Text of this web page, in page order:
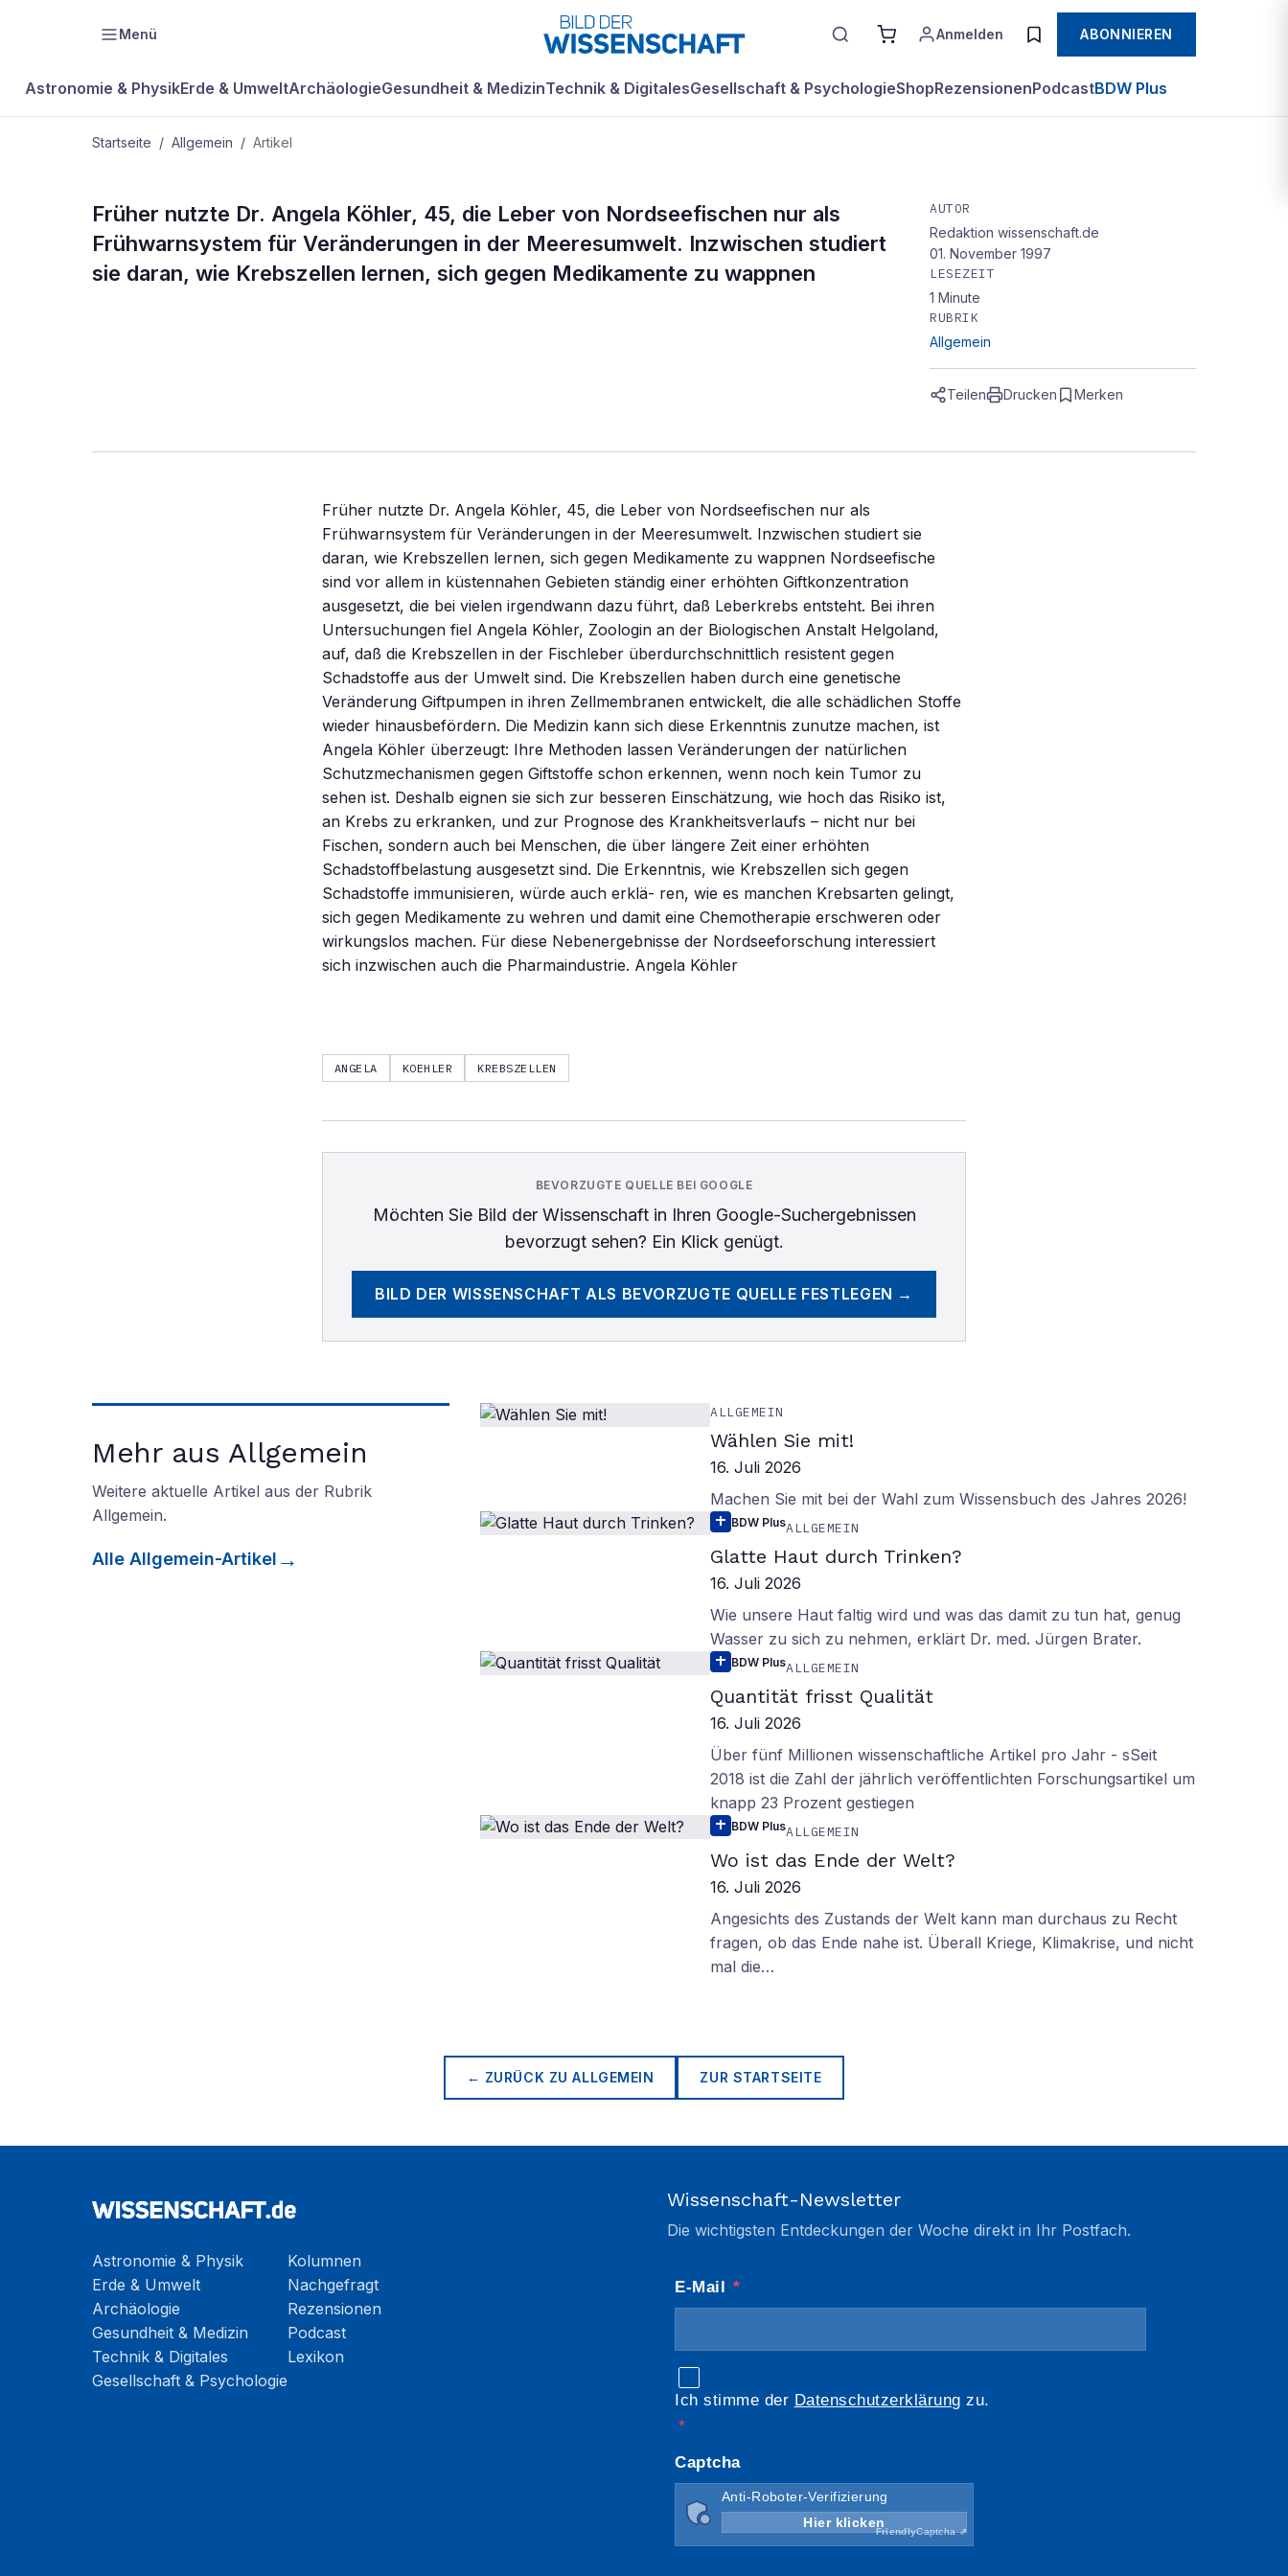
Menü Anmelden ABONNIEREN
Astronomie & PhysikErde & UmweltArchäologieGesundheit & MedizinTechnik & DigitalesGesellschaft & PsychologieShopRezensionenPodcastBDW Plus
Startseite / Allgemein / Artikel
ALLGEMEIN
Mit Fischen gegen
Früher nutzte Dr. Angela Köhler, 45, die Leber von Nordseefischen nur als
Frühwarnsystem für Veränderungen in der Meeresumwelt. Inzwischen studiert
sie daran, wie Krebszellen lernen, sich gegen Medikamente zu wappnen
AUTOR
Redaktion wissenschaft.de
01. November 1997
LESEZEIT
1 Minute
RUBRIK
Allgemein
Teilen Drucken Merken
Früher nutzte Dr. Angela Köhler, 45, die Leber von Nordseefischen nur als
Frühwarnsystem für Veränderungen in der Meeresumwelt. Inzwischen studiert sie
daran, wie Krebszellen lernen, sich gegen Medikamente zu wappnen Nordseefische
sind vor allem in küstennahen Gebieten ständig einer erhöhten Giftkonzentration
ausgesetzt, die bei vielen irgendwann dazu führt, daß Leberkrebs entsteht. Bei ihren
Untersuchungen fiel Angela Köhler, Zoologin an der Biologischen Anstalt Helgoland,
auf, daß die Krebszellen in der Fischleber überdurchschnittlich resistent gegen
Schadstoffe aus der Umwelt sind. Die Krebszellen haben durch eine genetische
Veränderung Giftpumpen in ihren Zellmembranen entwickelt, die alle schädlichen Stoffe
wieder hinausbefördern. Die Medizin kann sich diese Erkenntnis zunutze machen, ist
Angela Köhler überzeugt: Ihre Methoden lassen Veränderungen der natürlichen
Schutzmechanismen gegen Giftstoffe schon erkennen, wenn noch kein Tumor zu
sehen ist. Deshalb eignen sie sich zur besseren Einschätzung, wie hoch das Risiko ist,
an Krebs zu erkranken, und zur Prognose des Krankheitsverlaufs – nicht nur bei
Fischen, sondern auch bei Menschen, die über längere Zeit einer erhöhten
Schadstoffbelastung ausgesetzt sind. Die Erkenntnis, wie Krebszellen sich gegen
Schadstoffe immunisieren, würde auch erklä- ren, wie es manchen Krebsarten gelingt,
sich gegen Medikamente zu wehren und damit eine Chemotherapie erschweren oder
wirkungslos machen. Für diese Nebenergebnisse der Nordseeforschung interessiert
sich inzwischen auch die Pharmaindustrie. Angela Köhler
ANGELA KOEHLER KREBSZELLEN
BEVORZUGTE QUELLE BEI GOOGLE
Möchten Sie Bild der Wissenschaftin Ihren Google-Suchergebnissen
bevorzugt sehen? Ein Klick genügt.
BILD DER WISSENSCHAFT ALS BEVORZUGTE QUELLE FESTLEGEN →
Mehr aus Allgemein
Weitere aktuelle Artikel aus der Rubrik
Allgemein.
Alle Allgemein-Artikel
ALLGEMEIN
Wählen Sie mit!
16. Juli 2026
Machen Sie mit bei der Wahl zum Wissensbuch des Jahres 2026!
BDW PlusALLGEMEIN
Glatte Haut durch Trinken?
16. Juli 2026
Wie unsere Haut faltig wird und was das damit zu tun hat, genug
Wasser zu sich zu nehmen, erklärt Dr. med. Jürgen Brater.
BDW PlusALLGEMEIN
Quantität frisst Qualität
16. Juli 2026
Über fünf Millionen wissenschaftliche Artikel pro Jahr - sSeit
2018 ist die Zahl der jährlich veröffentlichten Forschungsartikel um
knapp 23 Prozent gestiegen
BDW PlusALLGEMEIN
Wo ist das Ende der Welt?
16. Juli 2026
Angesichts des Zustands der Welt kann man durchaus zu Recht
fragen, ob das Ende nahe ist. Überall Kriege, Klimakrise, und nicht
mal die…
← ZURÜCK ZUALLGEMEIN ZUR STARTSEITE
Astronomie & Physik
Erde & Umwelt
Archäologie
Gesundheit & Medizin
Technik & Digitales
Gesellschaft & Psychologie
Kolumnen
Nachgefragt
Rezensionen
Podcast
Lexikon
Wissenschaft-Newsletter
Die wichtigsten Entdeckungen der Woche direkt in Ihr Postfach.